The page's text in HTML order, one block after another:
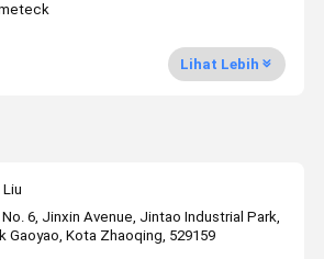
Lihat Lebih
No. 6, Jinxin Avenue, Jintao Industrial Park,
Gaoyao, Kota Zhaoqing, 529159